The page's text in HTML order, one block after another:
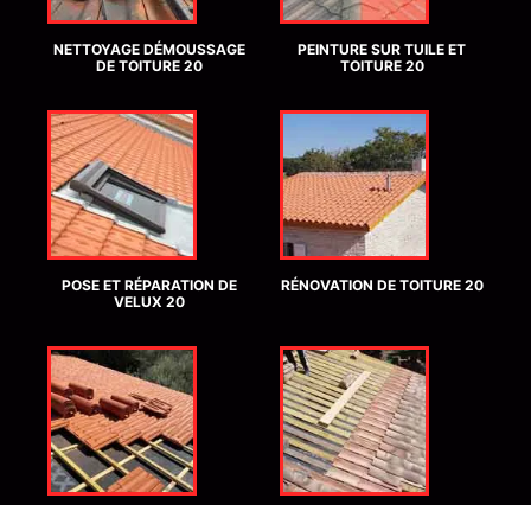
NETTOYAGE DÉMOUSSAGE
DE TOITURE 20
PEINTURE SUR TUILE ET
TOITURE 20
POSE ET RÉPARATION DE
VELUX 20
RÉNOVATION DE TOITURE 20